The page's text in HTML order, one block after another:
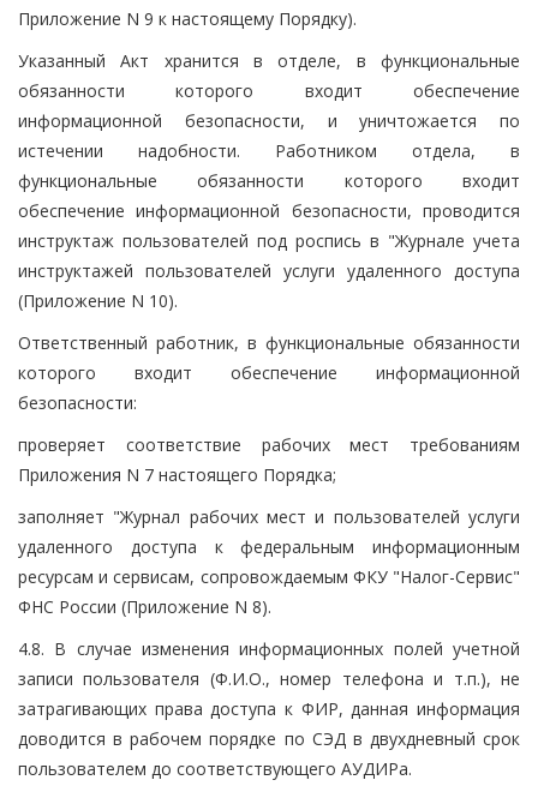
Приложение N 9 к настоящему Порядку).
Указанный Акт хранится в отделе, в функциональные
обязанности которого входит обеспечение
информационной безопасности, и уничтожается по
истечении надобности. Работником отдела, в
функциональные обязанности которого входит
обеспечение информационной безопасности, проводится
инструктаж пользователей под роспись в "Журнале учета
инструктажей пользователей услуги удаленного доступа
(Приложение N 10).
Ответственный работник, в функциональные обязанности
которого входит обеспечение информационной
безопасности:
проверяет соответствие рабочих мест требованиям
Приложения N 7 настоящего Порядка;
заполняет "Журнал рабочих мест и пользователей услуги
удаленного доступа к федеральным информационным
ресурсам и сервисам, сопровождаемым ФКУ "Налог-Сервис"
ФНС России (Приложение N 8).
4.8. В случае изменения информационных полей учетной
записи пользователя (Ф.И.О., номер телефона и т.п.), не
затрагивающих права доступа к ФИР, данная информация
доводится в рабочем порядке по СЭД в двухдневный срок
пользователем до соответствующего АУДИРа.